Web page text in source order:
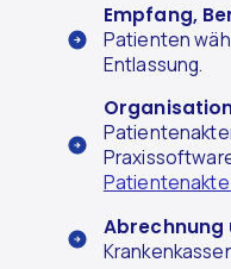
Empfang,
Patienten
Entlassung.
Patientenakte